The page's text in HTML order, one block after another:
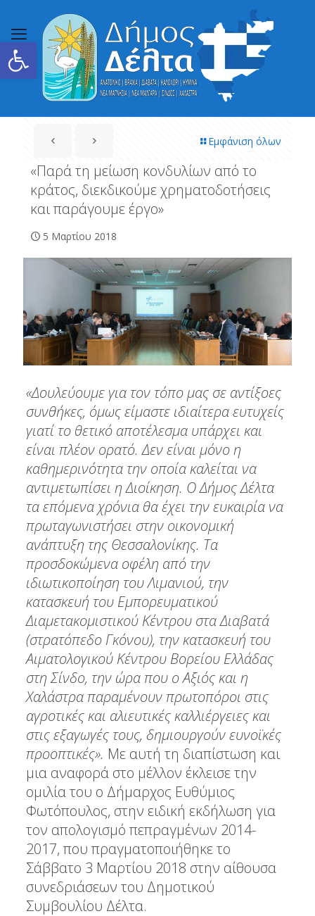
Ανοίξτε τη γραμμή εργαλείων
Εμφάνιση όλων
«Παρά τη μείωση κονδυλίων από το
κράτος, διεκδικούμε χρηματοδοτήσεις
και παράγουμε έργο»
5 Μαρτίου 2018
«Δουλεύουμε για τον τόπο μας σε αντίξοες
συνθήκες, όμως είμαστε ιδιαίτερα ευτυχείς
γιατί το θετικό αποτέλεσμα υπάρχει και
είναι πλέον ορατό. Δεν είναι μόνο η
καθημερινότητα την οποία καλείται να
αντιμετωπίσει η Διοίκηση. Ο Δήμος Δέλτα
τα επόμενα χρόνια θα έχει την ευκαιρία να
πρωταγωνιστήσει στην οικονομική
ανάπτυξη της Θεσσαλονίκης. Τα
προσδοκώμενα οφέλη από την
ιδιωτικοποίηση του Λιμανιού, την
κατασκευή του Εμπορευματικού
Διαμετακομιστικού Κέντρου στα Διαβατά
(στρατόπεδο Γκόνου), την κατασκευή του
Αιματολογικού Κέντρου Βορείου Ελλάδας
στη Σίνδο, την ώρα που ο Αξιός και η
Χαλάστρα παραμένουν πρωτοπόροι στις
αγροτικές και αλιευτικές καλλιέργειες και
στις εξαγωγές τους, δημιουργούν ευνοϊκές
προοπτικές». Με αυτή τη διαπίστωση και
μια αναφορά στο μέλλον έκλεισε την
ομιλία του ο Δήμαρχος Ευθύμιος
Φωτόπουλος, στην ειδική εκδήλωση για
τον απολογισμό πεπραγμένων 2014-
2017, που πραγματοποιήθηκε το
Σάββατο 3 Μαρτίου 2018 στην αίθουσα
συνεδριάσεων του Δημοτικού
Συμβουλίου Δέλτα.